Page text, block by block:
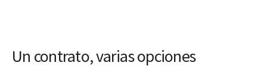
Un contrato, varias opciones